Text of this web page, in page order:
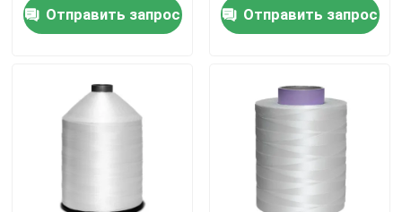
Продукты
Экскурсия по заводу
Отправить запрос
Отправить запрос